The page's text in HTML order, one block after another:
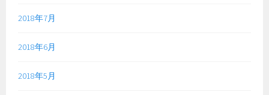
2018年7月
2018年6月
2018年5月